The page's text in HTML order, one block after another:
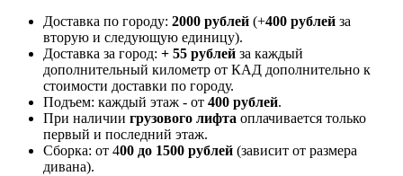
Доставка по городу: 2000 рублей (+400 рублей за
вторую и следующую единицу).
Доставка за город: + 55 рублей за каждый
дополнительный километр от КАД дополнительно к
стоимости доставки по городу.
Подъем: каждый этаж - от 400 рублей.
При наличии грузового лифта оплачивается только
первый и последний этаж.
Сборка: от 400 до 1500 рублей (зависит от размера
дивана).